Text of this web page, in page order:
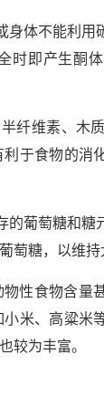
体不能利用
时即产生酮
纤维素、木
于食物的消
葡萄糖和糖
萄糖，以维持
性食物含量
米、高粱米
较为丰富。